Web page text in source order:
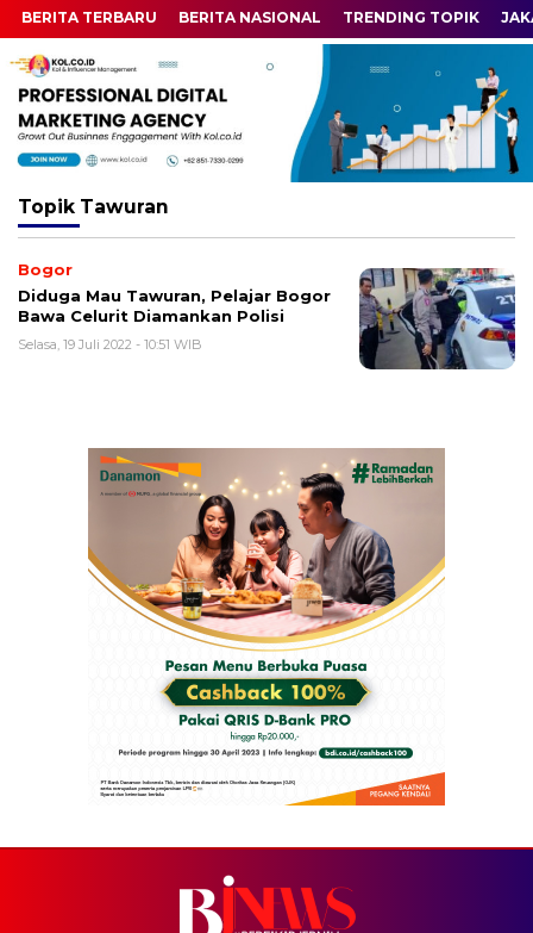
BERITA TERBARU BERITA NASIONAL TRENDING TOPIK
Topik Tawuran
Bogor
Diduga Mau Tawuran, Pelajar Bogor
Bawa Celurit Diamankan Polisi
Selasa, 19 Juli 2022 - 10:51 WIB